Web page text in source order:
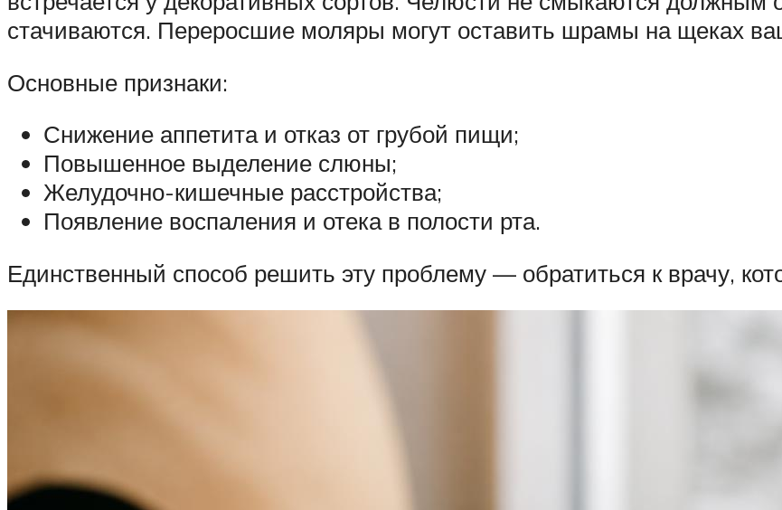
стачиваются. Переросшие моляры могут оставить шрамы на щеках
Основные признаки:
Снижение аппетита и отказ от грубой пищи;
Повышенное выделение слюны;
Желудочно-кишечные расстройства;
Появление воспаления и отека в полости рта.
Единственный способ решить эту проблему — обратиться к врачу,